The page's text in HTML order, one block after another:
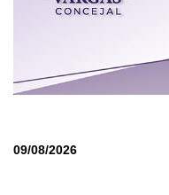
09/08/2026